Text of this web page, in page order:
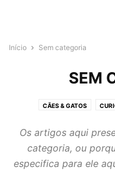
Início Sem categoria
SEM
CÃES & GATOS
Os artigos aqui
categoria, ou
especifica para ele